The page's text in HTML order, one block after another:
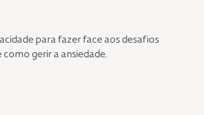
para fazer face aos desafios
gerir a ansiedade.